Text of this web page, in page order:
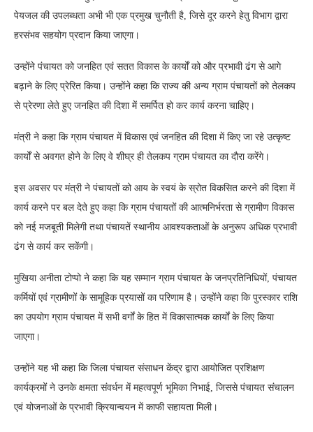
पेयजल की उपलब्धता अभी भी एक प्रमुख चुनौती है, जिसे दूर करने हेतु विभाग द्वारा
हरसंभव सहयोग प्रदान किया जाएगा।
उन्होंने पंचायत को जनहित एवं सतत विकास के कार्यों को और प्रभावी ढंग से आगे
बढ़ाने के लिए प्रेरित किया। उन्होंने कहा कि राज्य की अन्य ग्राम पंचायतों को तेलकप
से प्रेरणा लेते हुए जनहित की दिशा में समर्पित हो कर कार्य करना चाहिए।
मंत्री ने कहा कि ग्राम पंचायत में विकास एवं जनहित की दिशा में किए जा रहे उत्कृष्ट
कार्यों से अवगत होने के लिए वे शीघ्र ही तेलकप ग्राम पंचायत का दौरा करेंगे।
इस अवसर पर मंत्री ने पंचायतों को आय के स्वयं के स्रोत विकसित करने की दिशा में
कार्य करने पर बल देते हुए कहा कि ग्राम पंचायतों की आत्मनिर्भरता से ग्रामीण विकास
को नई मजबूती मिलेगी तथा पंचायतें स्थानीय आवश्यकताओं के अनुरूप अधिक प्रभावी
ढंग से कार्य कर सकेंगी।
मुखिया अनीता टोप्पो ने कहा कि यह सम्मान ग्राम पंचायत के जनप्रतिनिधियों, पंचायत
कर्मियों एवं ग्रामीणों के सामूहिक प्रयासों का परिणाम है। उन्होंने कहा कि पुरस्कार राशि
का उपयोग ग्राम पंचायत में सभी वर्गों के हित में विकासात्मक कार्यों के लिए किया
जाएगा।
उन्होंने यह भी कहा कि जिला पंचायत संसाधन केंद्र द्वारा आयोजित प्रशिक्षण
कार्यक्रमों ने उनके क्षमता संवर्धन में महत्वपूर्ण भूमिका निभाई, जिससे पंचायत संचालन
एवं योजनाओं के प्रभावी क्रियान्वयन में काफी सहायता मिली।